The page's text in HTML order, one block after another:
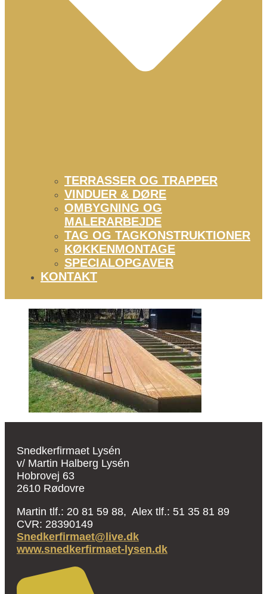
TERRASSER OG TRAPPER
VINDUER & DØRE
OMBYGNING OG
MALERARBEJDE
TAG OG TAGKONSTRUKTIONER
KØKKENMONTAGE
SPECIALOPGAVER
KONTAKT
Snedkerfirmaet Lysén
v/ Martin Halberg Lysén
Hobrovej 63
2610 Rødovre
Martin tlf.: 20 81 59 88, Alex tlf.: 51 35 81 89
CVR: 28390149
Snedkerfirmaet@live.dk
www.snedkerfirmaet-lysen.dk